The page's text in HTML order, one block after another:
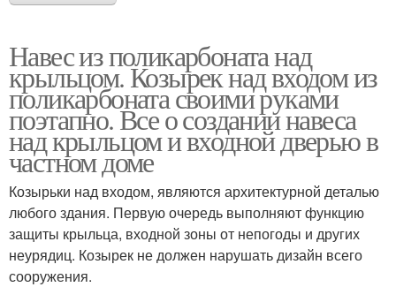
Навес из поликарбоната над
крыльцом. Козырек над входом из
поликарбоната своими руками
поэтапно. Все о создании навеса
над крыльцом и входной дверью в
частном доме
Козырьки над входом, являются архитектурной деталью
любого здания. Первую очередь выполняют функцию
защиты крыльца, входной зоны от непогоды и других
неурядиц. Козырек не должен нарушать дизайн всего
сооружения.